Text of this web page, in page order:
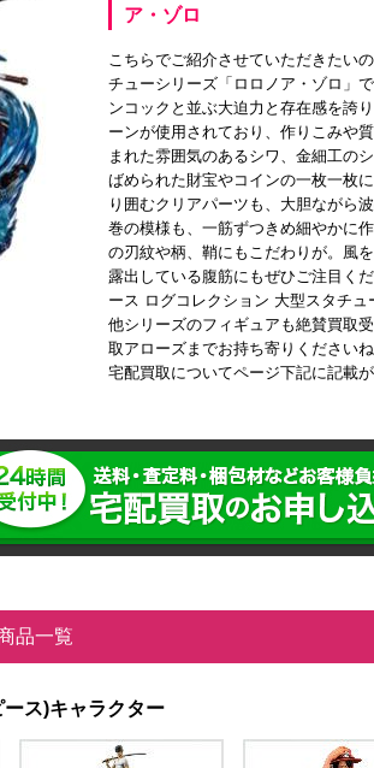
ア・ゾロ
こちらでご紹介させていただきたい
チューシリーズ「ロロノア・ゾロ」
ンコックと並ぶ大迫力と存在感を誇
ーンが使用されており、作りこみや
まれた雰囲気のあるシワ、金細工の
ばめられた財宝やコインの一枚一枚
り囲むクリアパーツも、大胆ながら
巻の模様も、一筋ずつきめ細やかに
の刃紋や柄、鞘にもこだわりが。風
露出している腹筋にもぜひご注目く
ース ログコレクション 大型スタチ
他シリーズのフィギュアも絶賛買取
取アローズまでお持ち寄りください
宅配買取についてページ下記に記載
品一覧
ス)キャラクター